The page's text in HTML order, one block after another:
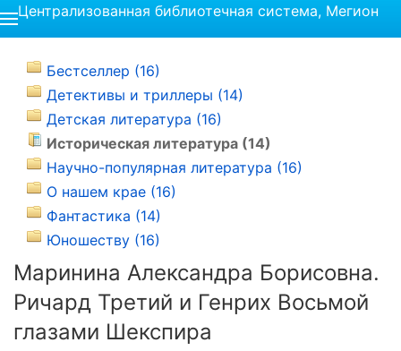
Централизованная библиотечная система, Мегион
Бестселлер (16)
Детективы и триллеры (14)
Детская литература (16)
Историческая литература (14)
Научно-популярная литература (16)
О нашем крае (16)
Фантастика (14)
Юношеству (16)
Маринина Александра Борисовна.
Ричард Третий и Генрих Восьмой
глазами Шекспира